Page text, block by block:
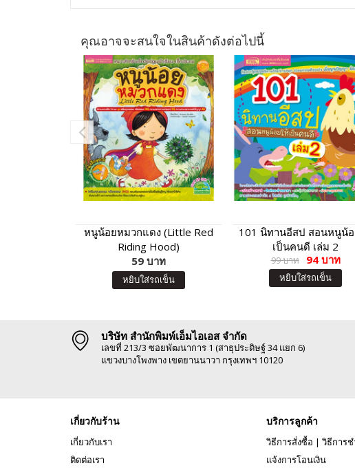
คุณอาจจะสนใจในสินค้าดังต่อไปนี้
หนูน้อยหมวกแดง (Little Red
Riding Hood)
59 บาท
หยิบใส่รถเข็น
101 นิทานอีสป สอนหนูน้
เป็นคนดี เล่ม 2
99 บาท 94 บาท
หยิบใส่รถเข็น
บริษัท สำนักพิมพ์เอ็มไอเอส จำกัด
เลขที่ 213/3 ซอยพัฒนาการ 1 (สาธุประดิษฐ์ 34 แยก 6)
แขวงบางโพงพาง เขตยานนาวา กรุงเทพฯ 10120
เกี่ยวกับร้าน
เกี่ยวกับเรา
ติดต่อเรา
บริการลูกค้า
วิธีการสั่งซื้อ | วิธีการช
แจ้งการโอนเงิน